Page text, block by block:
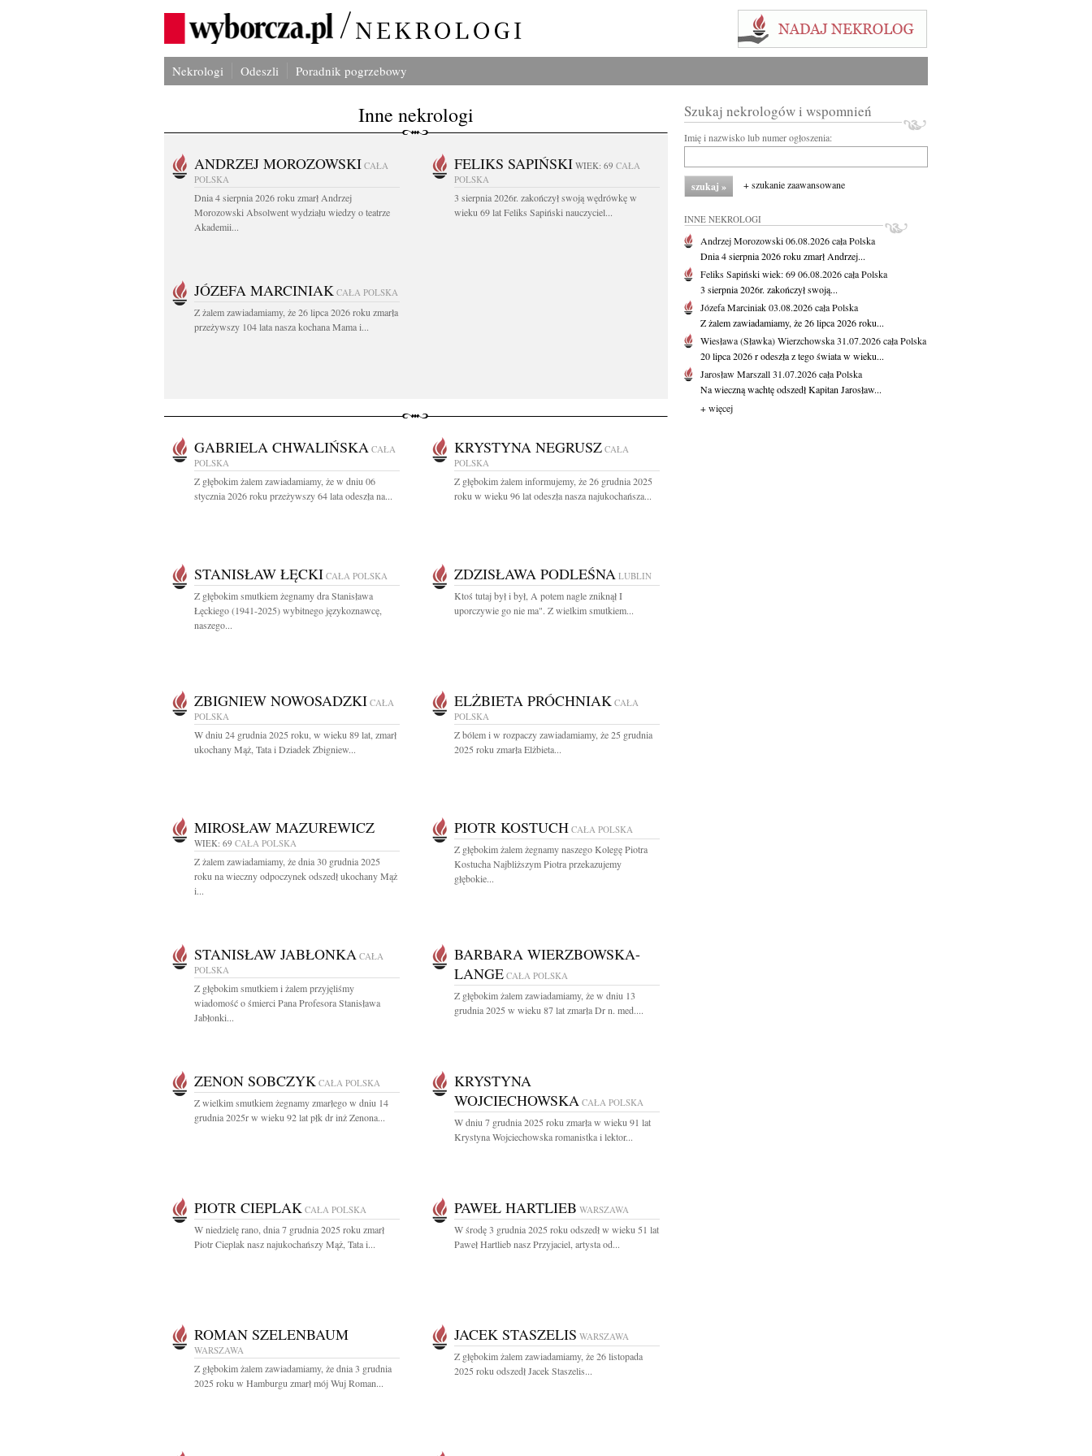
Nekrologi Odeszli Poradnik pogrzebowy
Inne nekrologi
ANDRZEJ MOROZOWSKI CAŁA
POLSKA
Dnia 4 sierpnia 2026 roku zmarł Andrzej
Morozowski Absolwent wydziału wiedzy o teatrze
Akademii...
FELIKS SAPIŃSKI WIEK: 69 CAŁA
POLSKA
3 sierpnia 2026r. zakończył swoją wędrówkę w
wieku 69 lat Feliks Sapiński nauczyciel...
JÓZEFA MARCINIAK CAŁA POLSKA
Z żalem zawiadamiamy, że 26 lipca 2026 roku zmarła
przeżywszy 104 lata nasza kochana Mama i...
GABRIELA CHWALIŃSKA CAŁA
POLSKA
Z głębokim żalem zawiadamiamy, że w dniu 06
stycznia 2026 roku przeżywszy 64 lata odeszła na...
KRYSTYNA NEGRUSZ CAŁA
POLSKA
Z głębokim żalem informujemy, że 26 grudnia 2025
roku w wieku 96 lat odeszła nasza najukochańsza...
STANISŁAW ŁĘCKI CAŁA POLSKA
Z głębokim smutkiem żegnamy dra Stanisława
Łęckiego (1941-2025) wybitnego językoznawcę,
naszego...
ZDZISŁAWA PODLEŚNA LUBLIN
Ktoś tutaj był i był, A potem nagle zniknął I
uporczywie go nie ma". Z wielkim smutkiem...
ZBIGNIEW NOWOSADZKI CAŁA
POLSKA
W dniu 24 grudnia 2025 roku, w wieku 89 lat, zmarł
ukochany Mąż, Tata i Dziadek Zbigniew...
ELŻBIETA PRÓCHNIAK CAŁA
POLSKA
Z bólem i w rozpaczy zawiadamiamy, że 25 grudnia
2025 roku zmarła Elżbieta...
MIROSŁAW MAZUREWICZ
WIEK: 69 CAŁA POLSKA
Z żalem zawiadamiamy, że dnia 30 grudnia 2025
roku na wieczny odpoczynek odszedł ukochany Mąż
i...
PIOTR KOSTUCH CAŁA POLSKA
Z głębokim żalem żegnamy naszego Kolegę Piotra
Kostucha Najbliższym Piotra przekazujemy
głębokie...
STANISŁAW JABŁONKA CAŁA
POLSKA
Z głębokim smutkiem i żalem przyjęliśmy
wiadomość o śmierci Pana Profesora Stanisława
Jabłonki...
BARBARA WIERZBOWSKA-
LANGE CAŁA POLSKA
Z głębokim żalem zawiadamiamy, że w dniu 13
grudnia 2025 w wieku 87 lat zmarła Dr n. med....
ZENON SOBCZYK CAŁA POLSKA
Z wielkim smutkiem żegnamy zmarłego w dniu 14
grudnia 2025r w wieku 92 lat płk dr inż Zenona...
KRYSTYNA
WOJCIECHOWSKA CAŁA POLSKA
W dniu 7 grudnia 2025 roku zmarła w wieku 91 lat
Krystyna Wojciechowska romanistka i lektor...
PIOTR CIEPLAK CAŁA POLSKA
W niedzielę rano, dnia 7 grudnia 2025 roku zmarł
Piotr Cieplak nasz najukochańszy Mąż, Tata i...
PAWEŁ HARTLIEB WARSZAWA
W środę 3 grudnia 2025 roku odszedł w wieku 51 lat
Paweł Hartlieb nasz Przyjaciel, artysta od...
ROMAN SZELENBAUM
WARSZAWA
Z głębokim żalem zawiadamiamy, że dnia 3 grudnia
2025 roku w Hamburgu zmarł mój Wuj Roman...
JACEK STASZELIS WARSZAWA
Z głębokim żalem zawiadamiamy, że 26 listopada
2025 roku odszedł Jacek Staszelis...
Szukaj nekrologów i wspomnień
Imię i nazwisko lub numer ogłoszenia:
+ szukanie zaawansowane
INNE NEKROLOGI
Andrzej Morozowski06.08.2026cała Polska
Dnia 4 sierpnia 2026 roku zmarł Andrzej...
Feliks Sapińskiwiek: 6906.08.2026cała Polska
3 sierpnia 2026r. zakończył swoją...
Józefa Marciniak03.08.2026cała Polska
Z żalem zawiadamiamy, że 26 lipca 2026 roku...
Wiesława (Sławka) Wierzchowska31.07.2026cała Polska
20 lipca 2026 r odeszła z tego świata w wieku...
Jarosław Marszall31.07.2026cała Polska
Na wieczną wachtę odszedł Kapitan Jarosław...
+ więcej